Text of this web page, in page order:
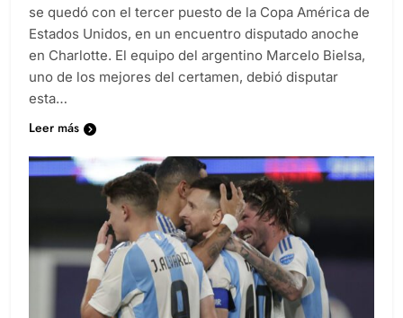
se quedó con el tercer puesto de la Copa América de
Estados Unidos, en un encuentro disputado anoche
en Charlotte. El equipo del argentino Marcelo Bielsa,
uno de los mejores del certamen, debió disputar
esta…
Leer más